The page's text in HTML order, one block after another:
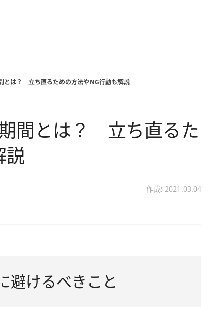
とは？ 立ち直るための方法やNG行動も解説
間とは？ 立ち直るた
説
作成: 2021.03.04
避けるべきこと